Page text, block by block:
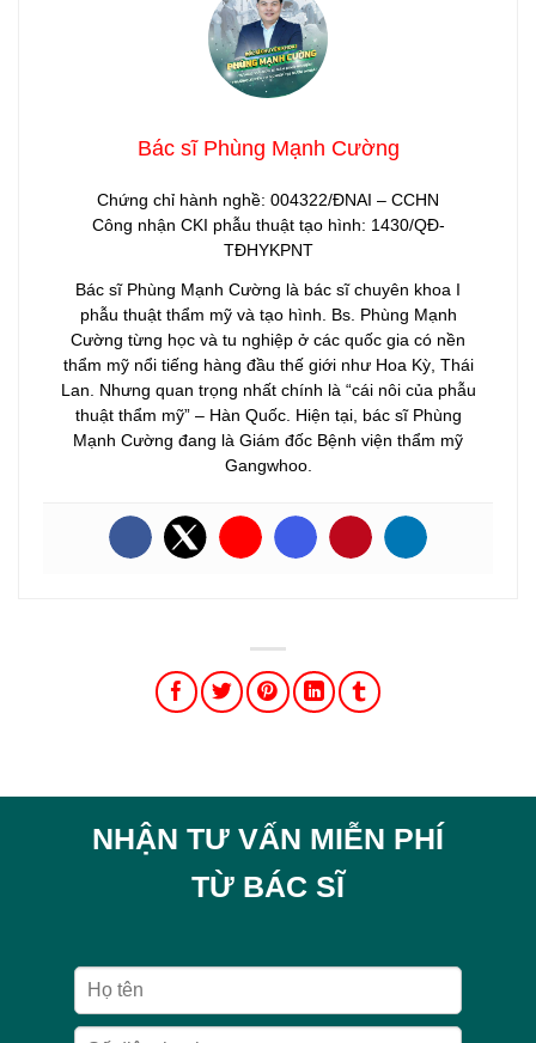
Bác sĩ Phùng Mạnh Cường
Chứng chỉ hành nghề: 004322/ĐNAI – CCHN
Công nhận CKI phẫu thuật tạo hình: 1430/QĐ-
TĐHYKPNT
Bác sĩ Phùng Mạnh Cường là bác sĩ chuyên khoa I
phẫu thuật thẩm mỹ và tạo hình. Bs. Phùng Mạnh
Cường từng học và tu nghiệp ở các quốc gia có nền
thẩm mỹ nổi tiếng hàng đầu thế giới như Hoa Kỳ, Thái
Lan. Nhưng quan trọng nhất chính là “cái nôi của phẫu
thuật thẩm mỹ” – Hàn Quốc. Hiện tại, bác sĩ Phùng
Mạnh Cường đang là Giám đốc Bệnh viện thẩm mỹ
Gangwhoo.
NHẬN TƯ VẤN MIỄN PHÍ
TỪ BÁC SĨ